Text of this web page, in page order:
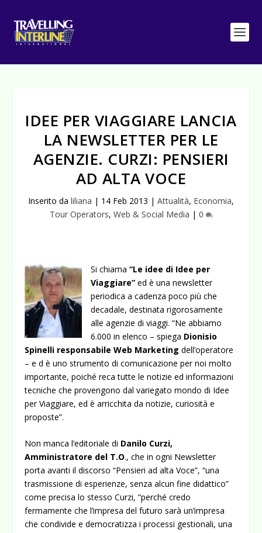
IDEE PER VIAGGIARE LANCIA
LA NEWSLETTER PER LE
AGENZIE. CURZI: PENSIERI
AD ALTA VOCE
Inserito da liliana | 14 Feb 2013 | Attualità, Economia,
Tour Operators, Web & Social Media | 0
Si chiama“Le idee di Idee per
Viaggiare” ed è una newsletter
periodica a cadenza poco più che
decadale, destinata rigorosamente
alle agenzie di viaggi. “Ne abbiamo
6.000 in elenco – spiega Dionisio
Spinelli responsabile Web Marketing dell’operatore
– e d è uno strumento di comunicazione per noi molto
importante, poiché reca tutte le notizie ed informazioni
tecniche che provengono dal variegato mondo di Idee
per Viaggiare, ed è arricchita da notizie, curiosità e
proposte”.
Non manca l’editoriale di Danilo Curzi,
Amministratore del T.O., che in ogni Newsletter
porta avanti il discorso “Pensieri ad alta Voce”, “una
trasmissione di esperienze, senza alcun fine didattico”
come precisa lo stesso Curzi, “perché credo
fermamente che l’impresa del futuro sarà un’impresa
che condivide e democratizza i processi gestionali, una